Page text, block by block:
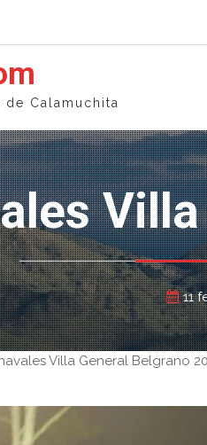
Calamuchita
11
Villa General Belgrano